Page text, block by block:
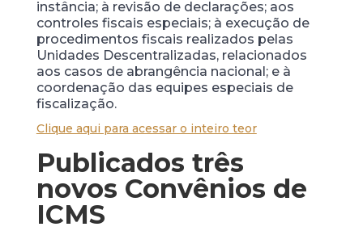
instância; à revisão de declarações; aos
controles fiscais especiais; à execução de
procedimentos fiscais realizados pelas
Unidades Descentralizadas, relacionados
aos casos de abrangência nacional; e à
coordenação das equipes especiais de
fiscalização.
Clique aqui para acessar o inteiro teor
Publicados três
novos Convênios de
ICMS